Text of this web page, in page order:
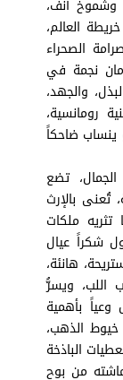
وشموخ أنف،
العالم،
الصحراء
نجمة في
والجهد،
رومانسية،
ينساب ضاحكاً
تضع
تُعنى بالإرث
تثريه ملكات
شكراً عيال
هانئة،
اللب، ويسرُّ
وعياً بأهمية
خيوط الذهب،
الباذخة
من بوح